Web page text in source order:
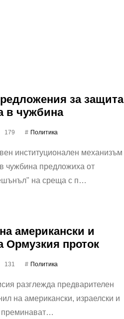
за защита
в чужбина
179 Политика
институционален механизъм
чужбина предложиха от
на среща с п…
американски и
Ормузкия проток
131 Политика
разглежда предварителен
на американски, израелски и
преминават…